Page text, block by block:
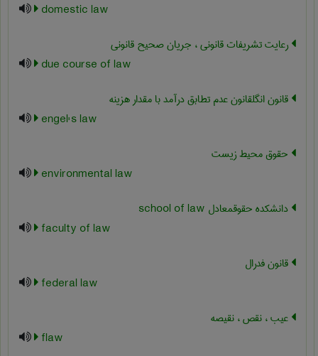
domestic law
رعایت تشریفات قانونی ، جریان صحیح قانونی
due course of law
قانون انگلقانون عدم تطابق درآمد با مقدار هزینه
engel's law
حقوق محیط زیست
environmental law
دانشکده حقوقمعادل ‎school of law
faculty of law
قانون فدرال
federal law
عیب ، نقص ، نقیصه
flaw